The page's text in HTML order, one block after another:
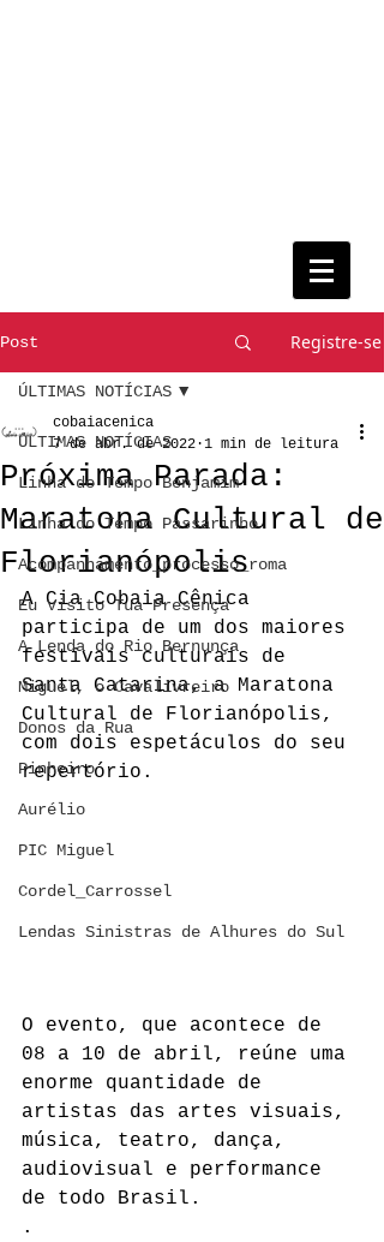
Post Registre-se
ÚLTIMAS NOTÍCIAS
Linha do Tempo Benjamim
Linha do Tempo Passarinho
Acompanhamento_processo_roma
Eu Visito Tua Presença
A Lenda do Rio Bernunça
Miguel, o Cavalivreiro
Donos da Rua
Pinheiro
Aurélio
PIC Miguel
Cordel_Carrossel
Lendas Sinistras de Alhures do Sul
ÚLTIMAS NOTÍCIAS
Próxima Parada:
Maratona Cultural de
Florianópolis
cobaiacenica
7 de abr. de 2022 1 min de leitura
A Cia Cobaia Cênica
participa de um dos maiores
festivais culturais de
Santa Catarina, a Maratona
Cultural de Florianópolis,
com dois espetáculos do seu
repertório.
O evento, que acontece de
08 a 10 de abril, reúne uma
enorme quantidade de
artistas das artes visuais,
música, teatro, dança,
audiovisual e performance
de todo Brasil.
.